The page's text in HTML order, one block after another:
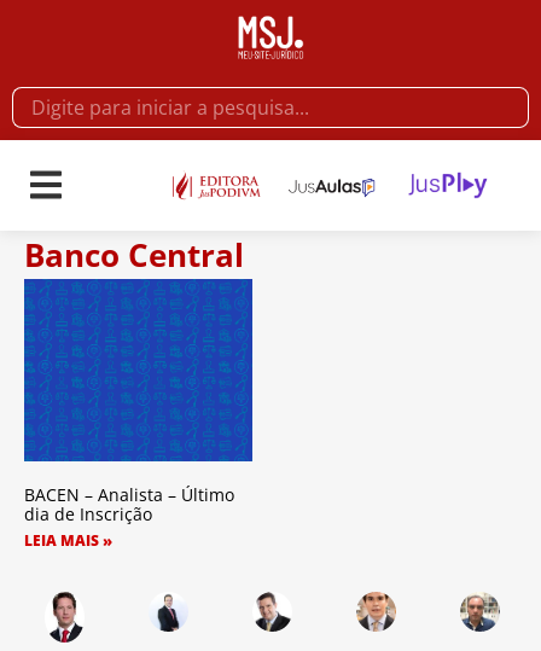
Banco Central
BACEN – Analista – Último
dia de Inscrição
LEIA MAIS »